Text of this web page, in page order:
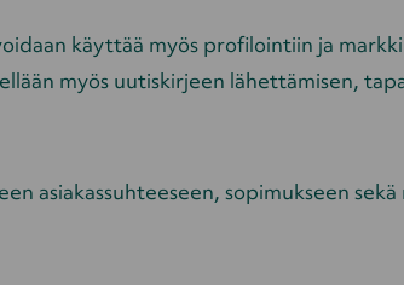
käyttää myös profilointiin ja
myös uutiskirjeen lähettämisen,
asiakassuhteeseen, sopimukseen